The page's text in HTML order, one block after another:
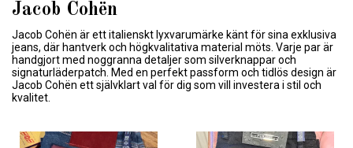
Jacob Cohën
Jacob Cohën är ett italienskt lyxvarumärke känt för sina exklusiva
jeans, där hantverk och högkvalitativa material möts. Varje par är
handgjort med noggranna detaljer som silverknappar och
signaturläderpatch. Med en perfekt passform och tidlös design är
Jacob Cohën ett självklart val för dig som vill investera i stil och
kvalitet.